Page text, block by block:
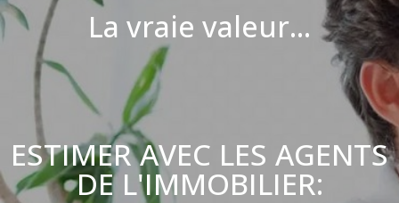
La vraie valeur...
ESTIMER AVEC LES AGENTS
DE L'IMMOBILIER: